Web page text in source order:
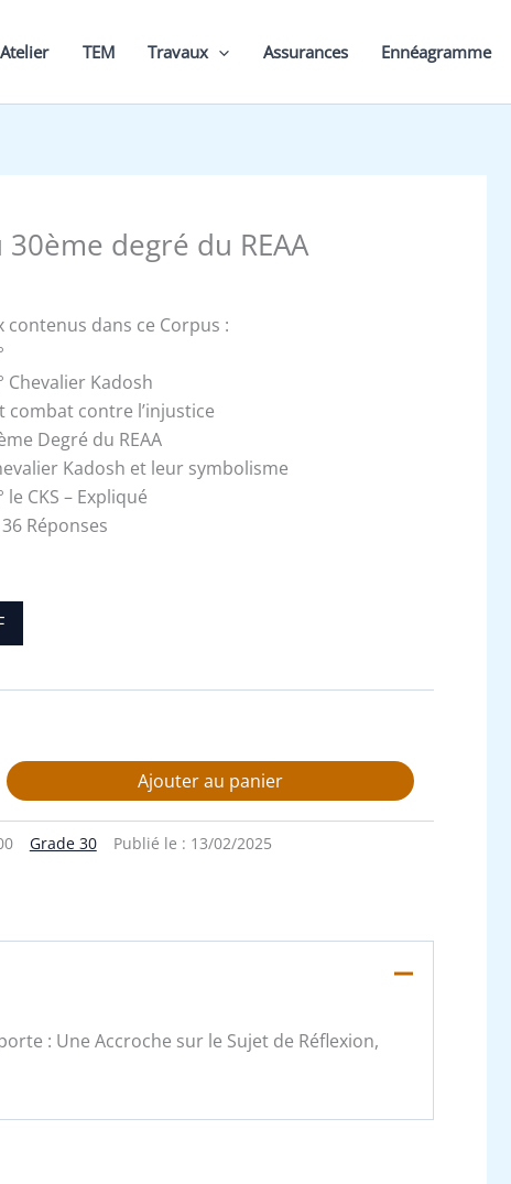
Atelier TEM Travaux Assurances Ennéagramme
30ème degré du REAA
contenus dans ce Corpus :
Chevalier Kadosh
combat contre l’injustice
Degré du REAA
Kadosh et leur symbolisme
le CKS – Expliqué
Réponses
Ajouter au panier
Grade 30 Publié le : 13/02/2025
: Une Accroche sur le Sujet de Réflexion,